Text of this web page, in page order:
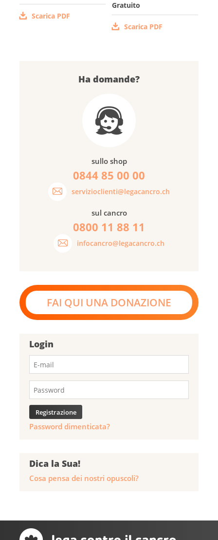
Scarica PDF
Gratuito
Scarica PDF
Ha domande?
sullo shop
0844 85 00 00
servizioclienti@legacancro.ch
sul cancro
0800 11 88 11
infocancro@legacancro.ch
FAI QUI UNA DONAZIONE
Login
Password dimenticata?
Dica la Sua!
Cosa pensa dei nostri opuscoli?